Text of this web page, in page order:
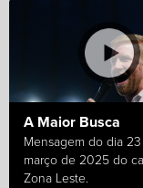
A Maior Busca
Mensagem do dia
março de 2025 do
Zona Leste.